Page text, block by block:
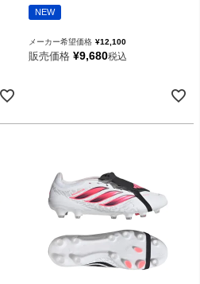
NEW
メーカー希望価格 ¥12,100
販売価格 ¥9,680税込